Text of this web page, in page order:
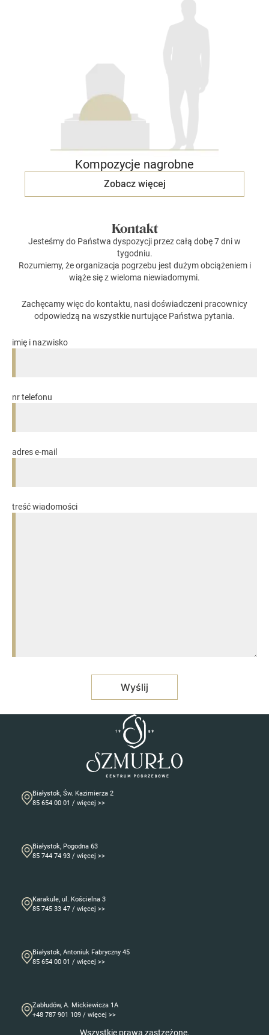
Kompozycje nagrobne
Zobacz więcej
Kontakt
Jesteśmy do Państwa dyspozycji przez całą dobę 7 dni w
tygodniu.
Rozumiemy, że organizacja pogrzebu jest dużym obciążeniem i
wiąże się z wieloma niewiadomymi.
Zachęcamy więc do kontaktu, nasi doświadczeni pracownicy
odpowiedzą na wszystkie nurtujące Państwa pytania.
imię i nazwisko
nr telefonu
adres e-mail
treść wiadomości
Białystok, Św. Kazimierza 2
85 654 00 01 / więcej >>
Białystok, Pogodna 63
85 744 74 93 / więcej >>
Karakule, ul. Kościelna 3
85 745 33 47 / więcej >>
Białystok, Antoniuk Fabryczny 45
85 654 00 01 / więcej >>
Zabłudów, A. Mickiewicza 1A
+48 787 901 109 / więcej >>
Wszystkie prawa zastzeżone.